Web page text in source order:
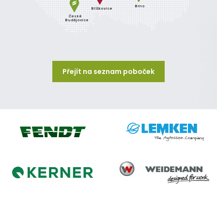
Brno
Blížkovice
České
Budějovice
Přejít na seznam poboček
Fendt Lemken
Kerner
Weidemann